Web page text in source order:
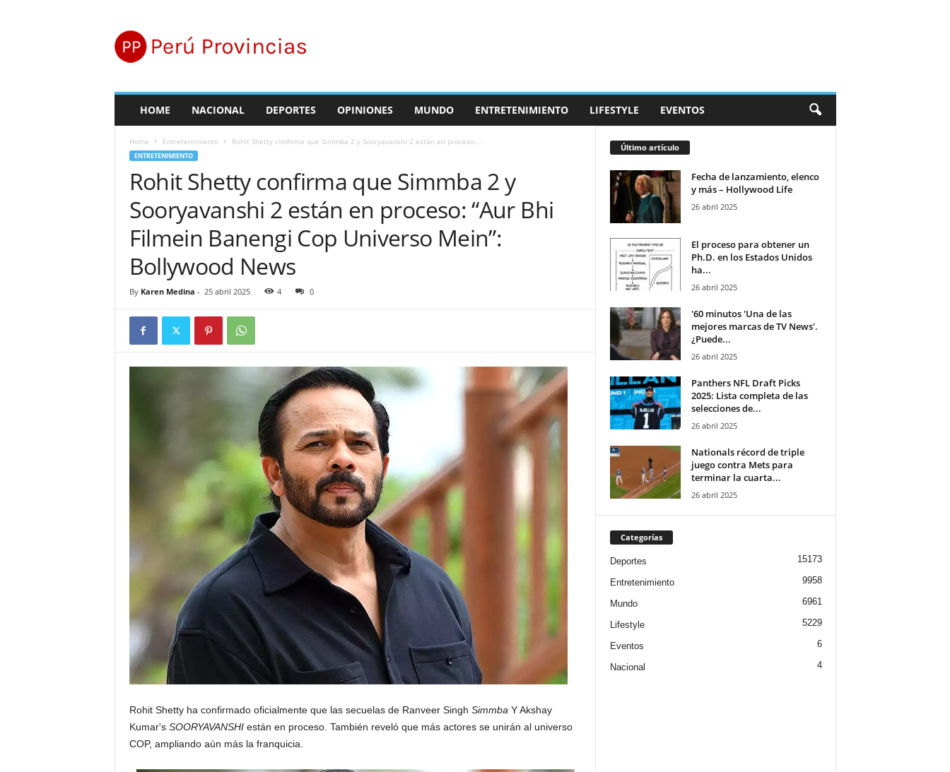
r
ú
HOME NACIONAL DEPORTES OPINIONES MUNDO ENTRETENIMIENTO LIFESTYLE EVENTOS
Home Entretenimiento Rohit Shetty confirma que Simmba 2 y Sooryavanshi 2 están en proceso:...
ENTRETENIMIENTO
Rohit Shetty confirma que Simmba 2 y
Sooryavanshi 2 están en proceso: “Aur Bhi
Filmein Banengi Cop Universo Mein”:
Bollywood News
By Karen Medina - 25 abril 2025 4 0
Rohit Shetty ha confirmado oficialmente que las secuelas de Ranveer Singh Simmba Y Akshay
Kumar's SOORYAVANSHIestán en proceso. También reveló que más actores se unirán al universo
COP, ampliando aún más la franquicia.
Último artículo
Fecha de lanzamiento, elenco
y más – Hollywood Life
26 abril 2025
El proceso para obtener un
Ph.D. en los Estados Unidos
ha...
26 abril 2025
'60 minutos 'Una de las
mejores marcas de TV News'.
¿Puede...
26 abril 2025
Panthers NFL Draft Picks
2025: Lista completa de las
selecciones de...
26 abril 2025
Nationals récord de triple
juego contra Mets para
terminar la cuarta...
26 abril 2025
Categorías
Deportes 15173
Entretenimiento 9958
Mundo 6961
Lifestyle 5229
Eventos 6
Nacional 4